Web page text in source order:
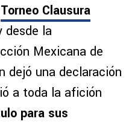
Torneo Clausura
desde la
Mexicana de
dejó una declaración
a toda la afición
para sus